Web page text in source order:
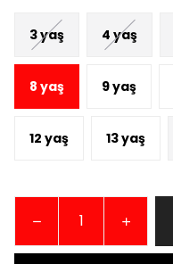
3 yaş 4 yaş
8 yaş 9 yaş
12 yaş 13 yaş